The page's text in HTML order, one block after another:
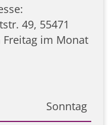
49, 55471
Freitag im Monat
Sonntag